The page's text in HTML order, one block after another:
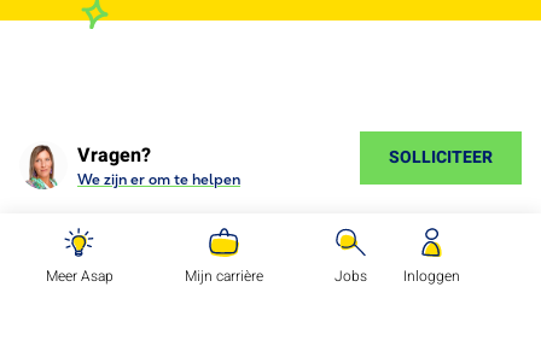
Vragen?
We zijn er om te helpen
SOLLICITEER
Meer Asap Mijn carrière Jobs Inloggen